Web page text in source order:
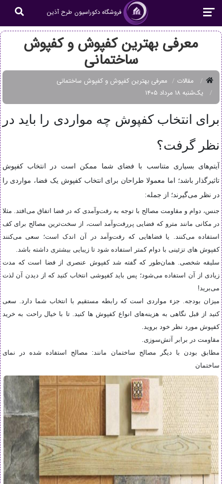
فروشگاه دکوراسیون طرح آذین
معرفی بهترین کفپوش و کفپوش
ساختمانی
مقالات
معرفی بهترین کفپوش و کفپوش ساختمانی
یک‌شنبه ۱۸ مرداد ۱۴۰۵
برای انتخاب کفپوش چه مواردی را باید در
نظر گرفت؟
آیتم‌های بسیاری متناسب با فضای شما ممکن است در انتخاب کفپوش
تاثیرگذار باشد؛ اما معمولا طراحان برای انتخاب کفپوش‌ یک فضا، مواردی را
در نظر می‌گیرند؛ از جمله:
جنس، دوام و مقاومت مصالح با توجه به رفت‌و‌آمدی که در فضا اتفاق می‌افتد. مثلا
در مکانی مانند مترو که فضایی پررفت‌و‌آمد است، از سخت‌ترین مصالح برای کف
استفاده می‌کنند. یا فضاهایی که رفت‌و‌آمد در آن اندک است؛ سعی می‌کنند
کفپوش‌ های تزئینی با دوام کمتر استفاده شود تا زیبایی بیشتری داشته باشد
سلیقه شخصی. همان‌طور که گفته شد کفپوش عنصری از فضا است که مدت
زیادی از آن استفاده می‌شود؛ پس باید کفپوشی انتخاب کنید که از دیدن آن لذت
می‌برید !
میزان بودجه. جزء مواردی است که رابطه مستقیم با انتخاب شما دارد. سعی
کنید از قبل نگاهی به هزینه‌های انواع کفپوش‌ ها کنید. تا با خیال راحت به خرید
کفپوش مورد نظر خود بروید
مقاومت در برابر آتش‌سوزی
مطابق بودن با دیگر مصالح ساختمان مانند: مصالح استفاده شده در نمای
ساختمان